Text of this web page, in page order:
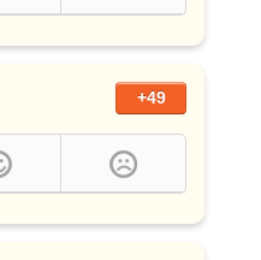
+49